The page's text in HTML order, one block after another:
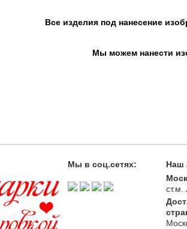
Все изделия под нанесение
Мы можем нанести
Мы в соц.сетях:
Наш
ст.м.